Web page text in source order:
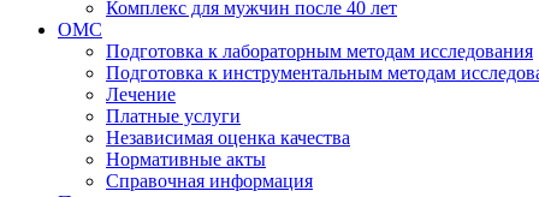
Комплекс для мужчин после 40 лет
ОМС
Подготовка к лабораторным методам исследования
Подготовка к инструментальным методам
Лечение
Платные услуги
Независимая оценка качества
Нормативные акты
Справочная информация